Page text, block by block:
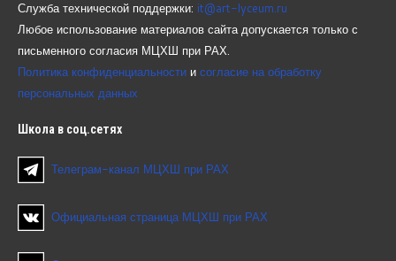
Служба технической поддержки: it@art-lyceum.ru
Любое использование материалов сайта допускается только с
письменного согласия МЦХШ при РАХ.
Политика конфиденциальности и согласие на обработку
персональных данных
Школа в соц.сетях
Телеграм-канал МЦХШ при РАХ
Официальная страница МЦХШ при РАХ